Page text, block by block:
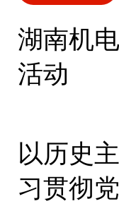
湖南机
活动
以历史
习贯彻